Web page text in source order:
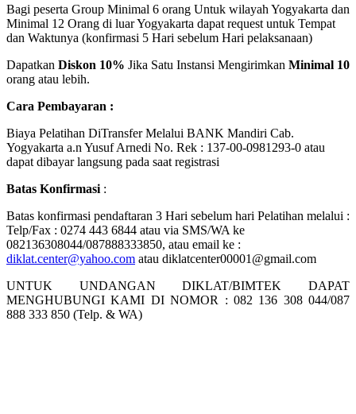
Bagi peserta Group Minimal 6 orang Untuk wilayah Yogyakarta dan
Minimal 12 Orang di luar Yogyakarta dapat request untuk Tempat
dan Waktunya (konfirmasi 5 Hari sebelum Hari pelaksanaan)
Dapatkan Diskon 10% Jika Satu Instansi Mengirimkan Minimal 10
orang atau lebih.
Cara Pembayaran :
Biaya Pelatihan DiTransfer Melalui BANK Mandiri Cab.
Yogyakarta a.n Yusuf Arnedi No. Rek : 137-00-0981293-0 atau
dapat dibayar langsung pada saat registrasi
Batas Konfirmasi :
Batas konfirmasi pendaftaran 3 Hari sebelum hari Pelatihan melalui :
Telp/Fax : 0274 443 6844 atau via SMS/WA ke
082136308044/087888333850, atau email ke :
diklat.center@yahoo.com atau diklatcenter00001@gmail.com
UNTUK UNDANGAN DIKLAT/BIMTEK DAPAT
MENGHUBUNGI KAMI DI NOMOR : 082 136 308 044/087
888 333 850 (Telp. & WA)